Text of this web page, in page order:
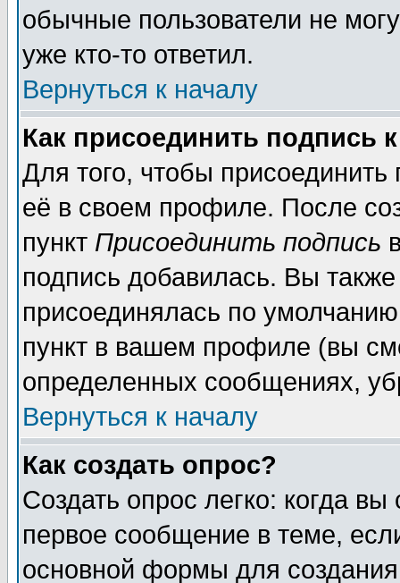
обычные пользователи не
уже кто-то ответил.
Вернуться к началу
Как присоединить подпись
Для того, чтобы
её в своем профиле. После
пункт Присоединить подпись
подпись добавилась. Вы
присоединялась по
пункт в вашем профиле (вы
определенных сообщениях,
Вернуться к началу
Как создать опрос?
Создать опрос легко: когда
первое сообщение в теме,
основной формы для